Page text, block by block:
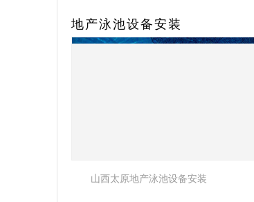
盐浴房安装
山西太原盐浴房安装